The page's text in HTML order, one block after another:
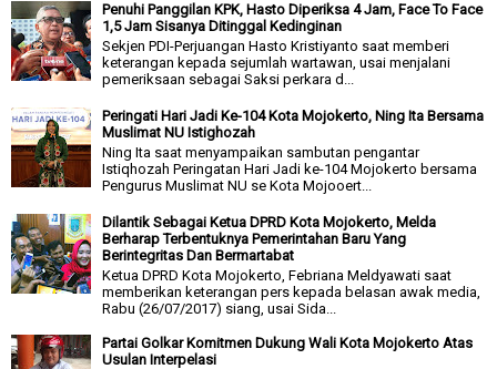
Penuhi Panggilan KPK, Hasto Diperiksa 4 Jam, Face To Face
1,5 Jam Sisanya Ditinggal Kedinginan
Sekjen PDI-Perjuangan Hasto Kristiyanto saat memberi
keterangan kepada sejumlah wartawan, usai menjalani
pemeriksaan sebagai Saksi perkara d...
Peringati Hari Jadi Ke-104 Kota Mojokerto, Ning Ita Bersama
Muslimat NU Istighozah
Ning Ita saat menyampaikan sambutan pengantar
Istiqhozah Peringatan Hari Jadi ke-104 Mojokerto bersama
Pengurus Muslimat NU se Kota Mojooert...
Dilantik Sebagai Ketua DPRD Kota Mojokerto, Melda
Berharap Terbentuknya Pemerintahan Baru Yang
Berintegritas Dan Bermartabat
Ketua DPRD Kota Mojokerto, Febriana Meldyawati saat
memberikan keterangan pers kepada belasan awak media,
Rabu (26/07/2017) siang, usai Sida...
Partai Golkar Komitmen Dukung Wali Kota Mojokerto Atas
Usulan Interpelasi